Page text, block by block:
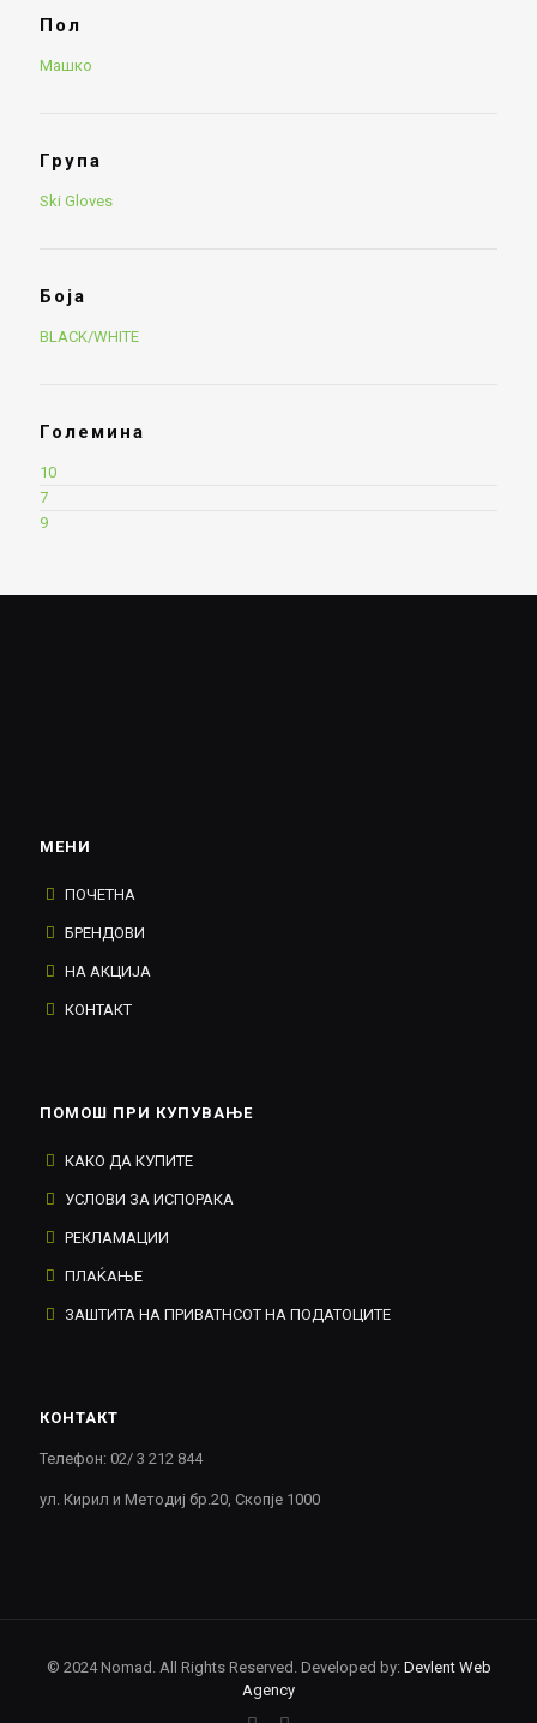
Пол
Машко
Група
Ski Gloves
Боја
BLACK/WHITE
Големина
10
7
9
МЕНИ
ПОЧЕТНА
БРЕНДОВИ
НА АКЦИЈА
КОНТАКТ
ПОМОШ ПРИ КУПУВАЊЕ
КАКО ДА КУПИТЕ
УСЛОВИ ЗА ИСПОРАКА
РЕКЛАМАЦИИ
ПЛАЌАЊЕ
ЗАШТИТА НА ПРИВАТНСОТ НА ПОДАТОЦИТЕ
КОНТАКТ
Телефон: 02/ 3 212 844
ул. Кирил и Методиј бр.20, Скопје 1000
© 2024 Nomad. All Rights Reserved. Developed by: Devlent Web
Agency